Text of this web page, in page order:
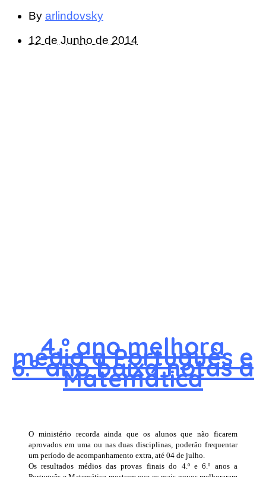
By arlindovsky
12 de Junho de 2014
4.º ano melhora
média a Português e
6.º ano baixa notas a
Matemática
O ministério recorda ainda que os alunos que não ficarem
aprovados em uma ou nas duas disciplinas, poderão frequentar
um período de acompanhamento extra, até 04 de julho.
Os resultados médios das provas finais do 4.º e 6.º anos a